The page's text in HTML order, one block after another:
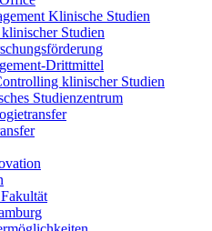
Klinische Studien
Studien
Drittmittel
klinischer Studien
Studienzentrum